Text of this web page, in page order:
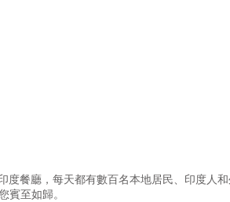
餐廳，每天都有數百名本地居民、印度人
至如歸。